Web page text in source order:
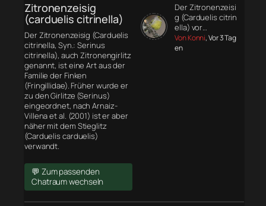
Zitronenzeisig
(carduelis citrinella)
Der Zitronenzeisig (Carduelis
citrinella, Syn.: Serinus
citrinella), auch Zitronengirlitz
genannt, ist eine Art aus der
Familie der Finken
(Fringillidae). Früher wurde er
zu den Girlitze (Serinus)
eingeordnet, nach Arnaiz-
Villena et al. (2001) ist er aber
näher mit dem Stieglitz
(Carduelis carduelis)
verwandt.
💬 Zum passenden
Chatraum wechseln
Der Zitronenzeisi
g (Carduelis citrin
ella) vor…
Von Konni, Vor 3 Tag
en